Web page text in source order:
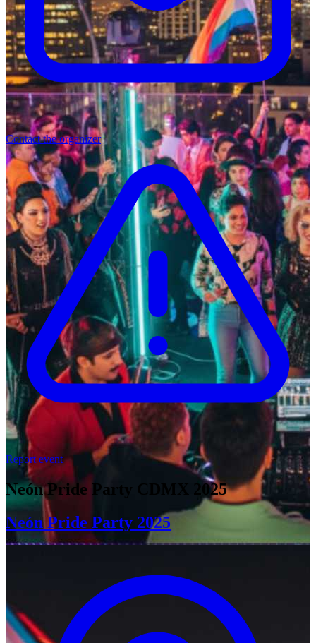
Contact the organizer
Report event
Neón Pride Party CDMX 2025
Neón Pride Party 2025